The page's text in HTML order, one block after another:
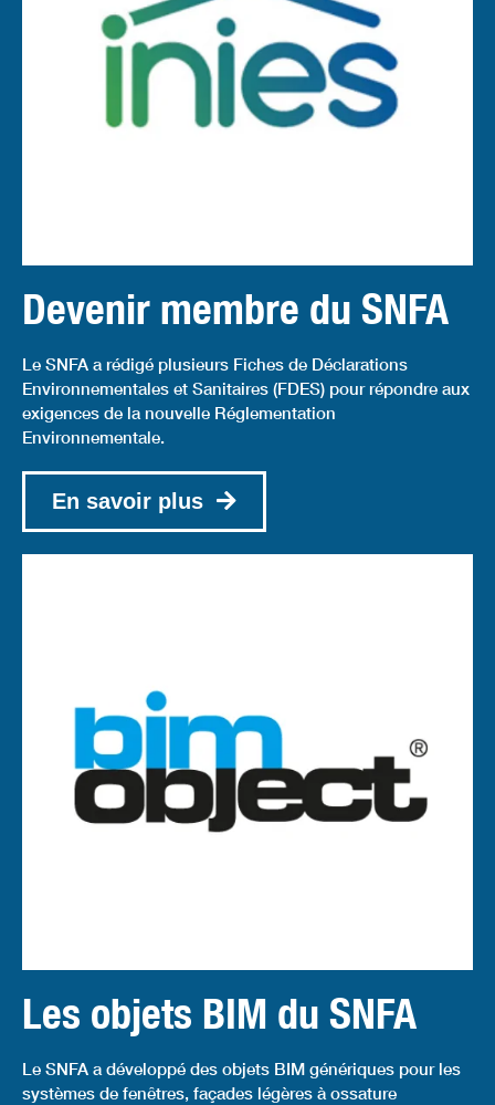
Devenir membre du SNFA
Le SNFA a rédigé plusieurs Fiches de Déclarations
Environnementales et Sanitaires (FDES) pour répondre aux
exigences de la nouvelle Réglementation
Environnementale.
En savoir plus
Les objets BIM du SNFA
Le SNFA a développé des objets BIM génériques pour les
systèmes de fenêtres, façades légères à ossature